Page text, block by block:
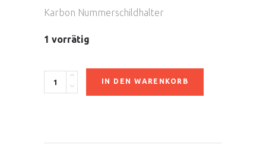
CHF198.00CHF99.00.
Karbon Nummerschildhalter
1 vorrätig
Karbon
Nummerschildhalter
IN DEN WARENKORB